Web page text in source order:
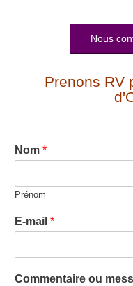
Nous
Prenons RV
Nom *
Prénom
E-mail *
Commentaire ou